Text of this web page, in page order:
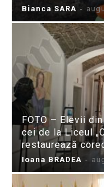
Bianca SARA -
FOTO – Elevii
cei de la Liceul
restaurează
Ioana BRADEA -